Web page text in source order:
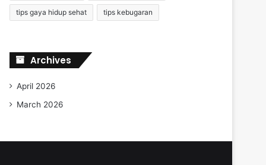
tips gaya hidup sehat tips kebugaran
Archives
April 2026
March 2026